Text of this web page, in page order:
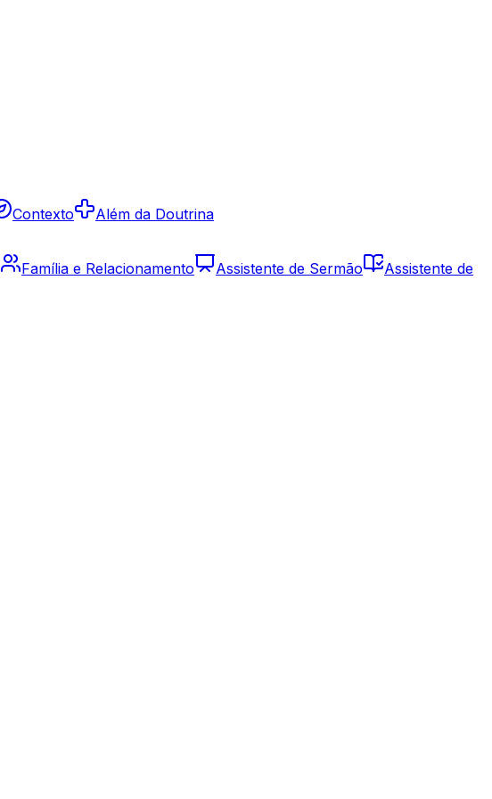
Contexto Além da Doutrina
Família e Relacionamento Assistente de Sermão
Assistente de